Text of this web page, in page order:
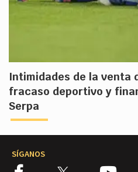
Intimidades de la venta
fracaso deportivo y
Serpa
SÍGANOS